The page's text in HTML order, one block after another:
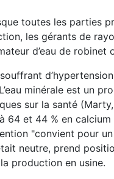
toutes les parties
les gérants de
d’eau de robinet
minérale est un
sur la santé
64 et 44 % en
"convient pour
neutre, prend
production en usine.